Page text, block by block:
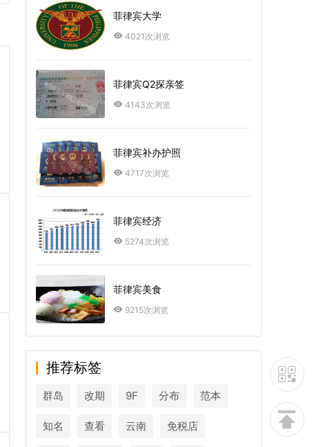
菲律宾大学
4021次浏览
菲律宾Q2探亲签
4143次浏览
菲律宾补办护照
4717次浏览
菲律宾经济
5274次浏览
菲律宾美食
9215次浏览
推荐标签
群岛 改期 9F 分布 范本
知名 查看 云南 免税店